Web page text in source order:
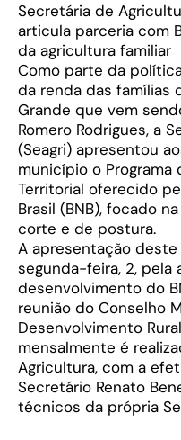
Secretária de
articula parceria com
da agricultura familiar
Como parte da
da renda das famílias
Grande que vem
Romero Rodrigues, a
(Seagri) apresentou
município o
Territorial oferecido
Brasil (BNB), focado
corte e de postura.
A apresentação
segunda-feira, 2, pela
desenvolvimento do
reunião do Conselho
Desenvolvimento
mensalmente é
Agricultura, com a
Secretário Renato
técnicos da própria